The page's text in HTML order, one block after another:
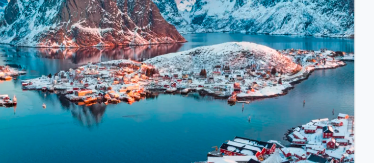
max. 18
und
als Ausgangspunkt für spannende
und Ausflüge in die Umgebung.
& mehr
Landausflüge
Sehenswürdigkeiten an Land entdecken.
Alle Schiffsreisen